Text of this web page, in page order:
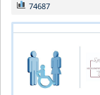
74687